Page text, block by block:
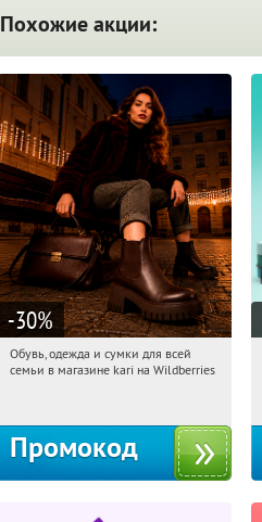
Похожие акции:
-30%
17:18:02
Получи первым!
Обувь, одежда и сумки для всей
семьи в магазине kari на Wildberries
Промокод